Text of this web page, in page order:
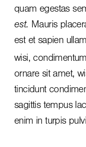
quam egestas
est. Mauris
est et sapien
wisi,
ornare sit amet,
tincidunt
sagittis tempus
enim in turpis